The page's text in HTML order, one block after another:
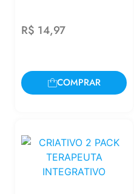
R$ 14,97
COMPRAR